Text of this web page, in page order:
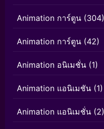
Animation การ์ตูน (304)
Animation การ์ตูน (42)
Animation อนิเมชั่น (1)
Animation แอนิเมชัน (1)
Animation แอนิเมชั่น (2)